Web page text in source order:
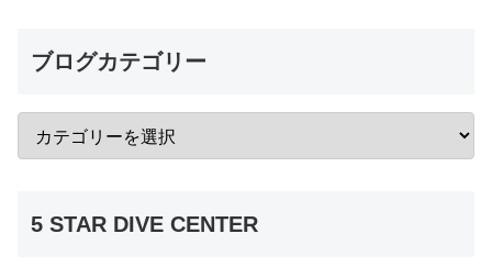
ブログカテゴリー
5 STAR DIVE CENTER